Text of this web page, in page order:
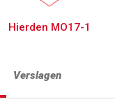
Hierden MO17-1
Verslagen